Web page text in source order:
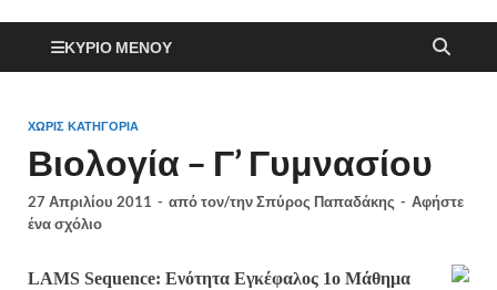
ΚΎΡΙΟ ΜΕΝΟΎ
ΧΩΡΊΣ ΚΑΤΗΓΟΡΊΑ
Βιολογία – Γ’ Γυμνασίου
27 Απριλίου 2011 - από τον/τηνΣπύρος Παπαδάκης - Αφήστε
ένα σχόλιο
LAMS Sequence: Ενότητα Εγκέφαλος 1ο Μάθημα